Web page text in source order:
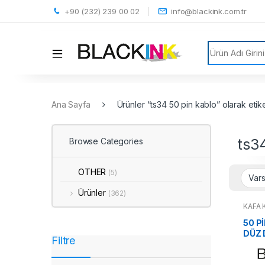
+90 (232) 239 00 02 info@blackink.com.tr
Search for:
Ana Sayfa Ürünler “ts34 50 pin kablo” olarak
KAFA
50
DÜZ
Browse Categories
OTHER (5)
Ürünler (362)
Filtre